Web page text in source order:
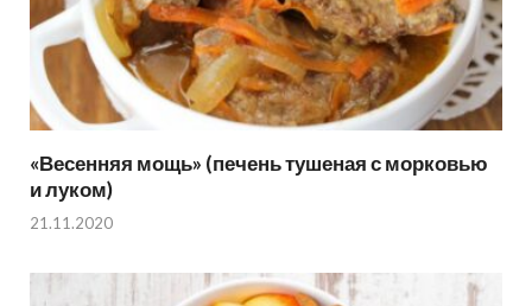
«Весенняя мощь» (печень тушеная с морковью
и луком)
21.11.2020